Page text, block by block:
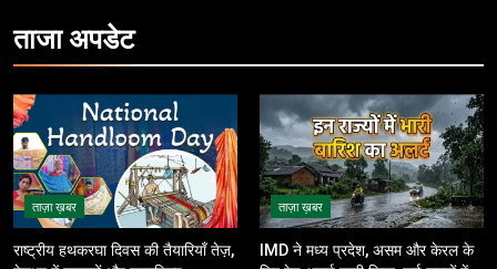
ताजाअपडेट
ताज़ा ख़बर
राष्ट्रीय हथकरघा दिवस की तैयारियाँ तेज़,
ताज़ा ख़बर
IMD ने मध्य प्रदेश, असम और केरल के